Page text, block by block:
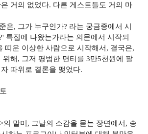
거의 없었다. 다른 게스트들도 거의 마
은, 그가 누구인가? 라는 궁금증에서 시
특집에 나왔는가라는 의문에서 시작되
띠운 이상한 사람으로 시작해서, 결국은,
위해, 그저 평범한 면티를 3만5천원에 팔
따위로 결론을 맺었다.
의 말미, 그날의 소감을 묻는 장면에서, 송